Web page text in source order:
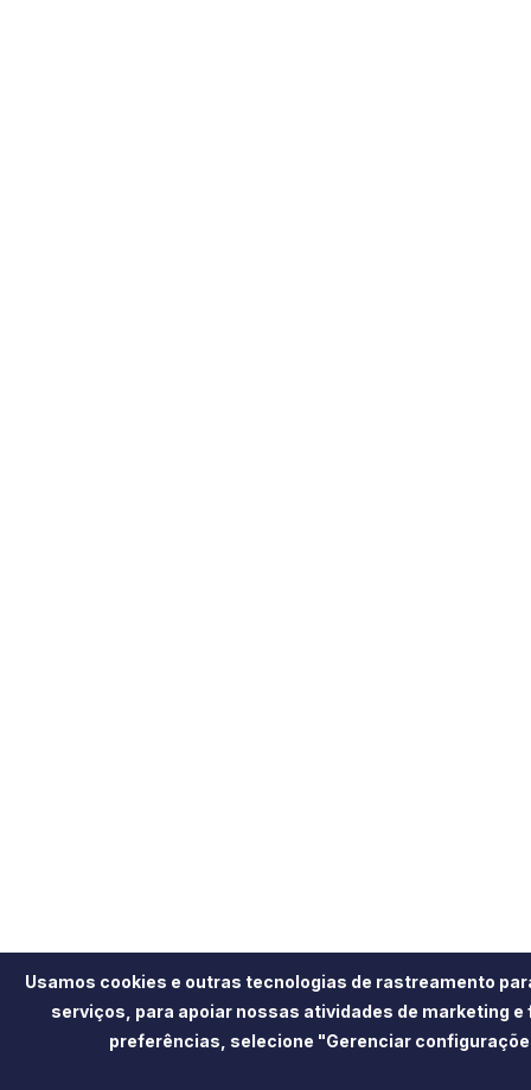
Usamos cookies e outras tecnologias de rastreamento
serviços, para apoiar nossas atividades de marketing
preferências, selecione "Gerenciar